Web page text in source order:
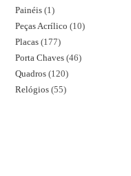
Painéis 1
Peças Acrílico 10
Placas 177
Porta Chaves 46
Quadros 120
Relógios 55